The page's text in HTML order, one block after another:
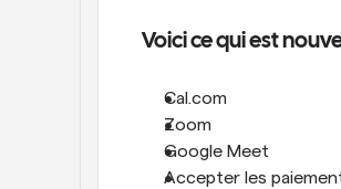
Voici ce qui est
Cal.com
Zoom
Google Meet
Accepter les